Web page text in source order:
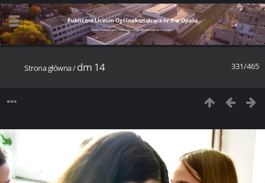
Publiczne Liceum Ogólnokształcące nr II w Opolu
Witamy w szkolnej galerii Publicznego Liceum Ogólnokształcącego nr II w Opolu
331/465
Strona główna/dm 14